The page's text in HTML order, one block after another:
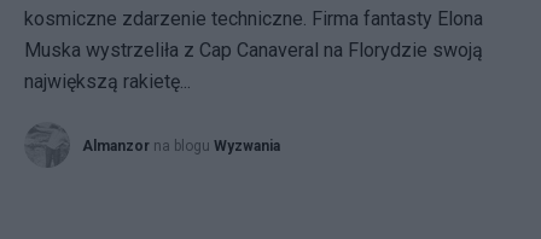
kosmiczne zdarzenie techniczne. Firma fantasty Elona
Muska wystrzeliła z Cap Canaveral na Florydzie swoją
największą rakietę...
Almanzor na blogu Wyzwania